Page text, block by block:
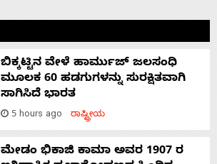
ಬಿಕ್ಕಟ್ಟಿನ ವೇಳೆ ಹಾರ್ಮುಜ್ ಜಲಸಂಧಿ
ಮೂಲಕ 60 ಹಡಗುಗಳನ್ನು ಸುರಕ್ಷಿತವಾಗಿ
ಸಾಗಿಸಿದೆ ಭಾರತ
5 hours ago ರಾಷ್ಟ್ರೀಯ
ಮೇಡಂ ಭಿಕಾಜಿ ಕಾಮಾ ಅವರ 1907 ರ